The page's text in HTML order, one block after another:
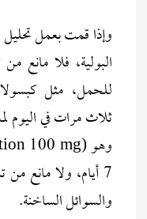
وإذا قمت بعمل
البولية، فلا
7 أيام، ولا مانع
والسوائل الساخنة.